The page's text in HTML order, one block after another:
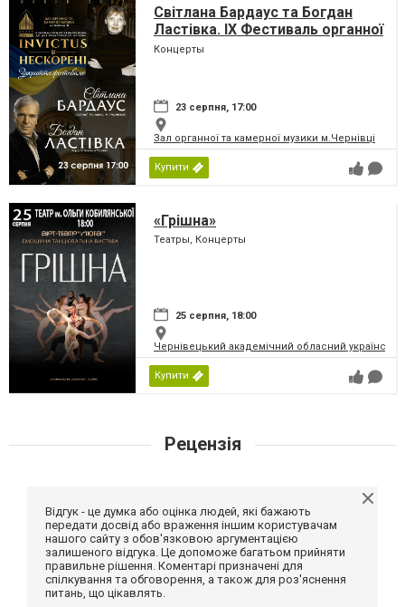
Світлана Бардаус та Богдан
Ластівка. IX Фестиваль органної
та камерної музики до дня
Концерты
23 серпня, 17:00
Зал органної та камерної музики м.Чернівці
Купити
«Грішна»
Театры, Концерты
25 серпня, 18:00
Чернівецький академічний обласний
Купити
Рецензія
Відгук - це думка або оцінка людей, які бажають
передати досвід або враження іншим користувачам
нашого сайту з обов'язковою аргументацією
залишеного відгука. Це допоможе багатьом прийняти
правильне рішення. Коментарі призначені для
спілкування та обговорення, а також для роз'яснення
питань, що цікавлять.